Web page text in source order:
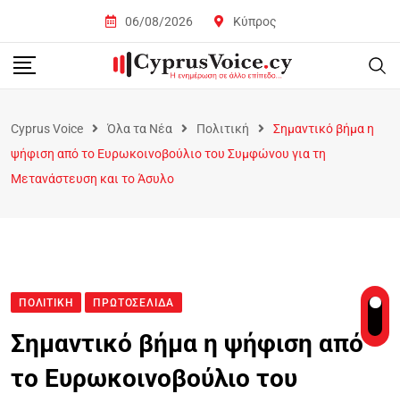
06/08/2026 Κύπρος
Cyprus Voice Όλα τα Νέα Πολιτική
Σημαντικό βήμα η
ψήφιση από το Ευρωκοινοβούλιο του Συμφώνου για τη
Μετανάστευση και το Άσυλο
ΠΟΛΙΤΙΚΉ ΠΡΩΤΟΣΈΛΙΔΑ
Σημαντικό βήμα η ψήφιση από
το Ευρωκοινοβούλιο του